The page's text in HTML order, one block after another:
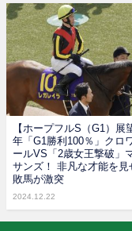
【ホープフルS（G1）展
年「G1勝利100％」クロ
ールVS「2歳女王撃破」
サンズ！ 非凡な才能を見
敗馬が激突
2024.12.22